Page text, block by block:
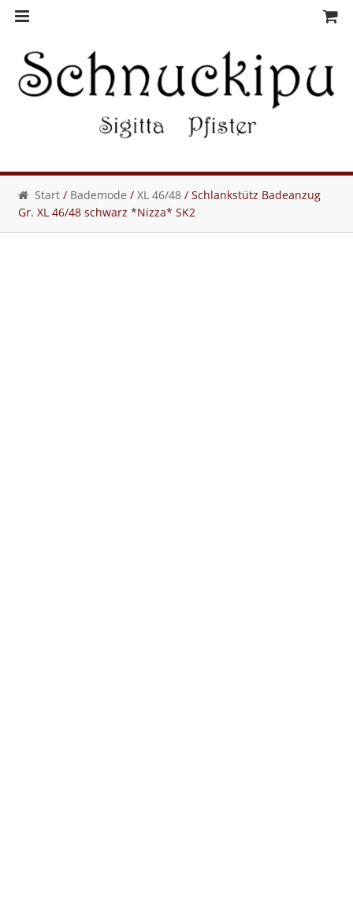
Skip
navigation
Skip
content
Start / Bademode /XL 46/48 / Schlankstütz Badeanzug
Gr. XL 46/48 schwarz *Nizza* SK2